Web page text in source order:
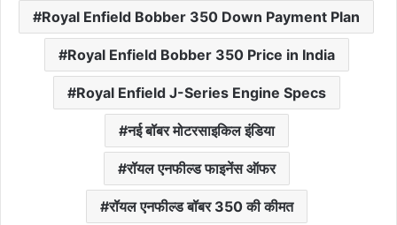
Royal Enfield Bobber 350 Down Payment Plan
Royal Enfield Bobber 350 Price in India
Royal Enfield J-Series Engine Specs
नई बॉबर मोटरसाइकिल इंडिया
रॉयल एनफील्ड फाइनेंस ऑफर
रॉयल एनफील्ड बॉबर 350 की कीमत